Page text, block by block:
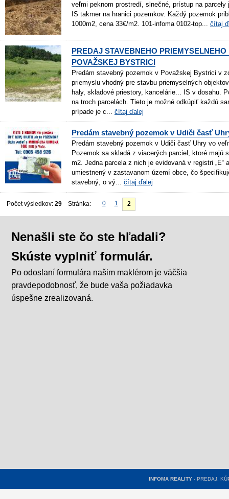
veľmi peknom prostredí, slnečné, prístup na
IS takmer na hranici pozemkov. Každý pozemok
1000m2, cena 33€/m2. 101-infoma 0102-top... čítaj
PREDAJ STAVEBNEHO
POVAŽSKEJ BYSTRICI
Predám stavebný pozemok v Považskej Bystrici v
priemyslu vhodný pre stavbu priemyselných
haly, skladové priestory, kancelárie... IS v dosahu.
na troch parcelách. Tieto je možné odkúpiť každú
prípade je c... čítaj ďalej
Predám stavebný pozemok v Udiči časť
Predám stavebný pozemok v Udiči časť Uhry vo
Pozemok sa skladá z viacerých parciel, ktoré majú
m2. Jedna parcela z nich je evidovaná v registri „E“
umiestnený v zastavanom území obce, čo
stavebný, o vý... čítaj ďalej
Počet výsledkov: 29 Stránka: 0 1 2
Nenašli ste čo ste hľadali?
Skúste vyplniť formulár.
Po odoslaní formulára našim maklérom je väčšia
pravdepodobnosť, že bude vaša požiadavka
úspešne zrealizovaná.
INFOMA REALITY - PREDAJ,